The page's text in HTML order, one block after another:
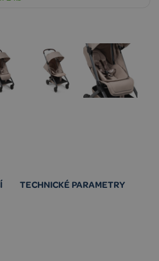
TECHNICKÉ PARAMETRY